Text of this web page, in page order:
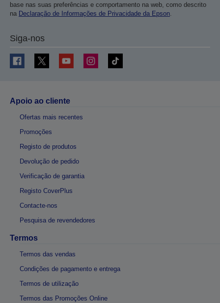
base nas suas preferências e comportamento na web, como descrito
na Declaração de Informações de Privacidade da Epson.
Siga-nos
Apoio ao cliente
Ofertas mais recentes
Promoções
Registo de produtos
Devolução de pedido
Verificação de garantia
Registo CoverPlus
Contacte-nos
Pesquisa de revendedores
Termos
Termos das vendas
Condições de pagamento e entrega
Termos de utilização
Termos das Promoções Online